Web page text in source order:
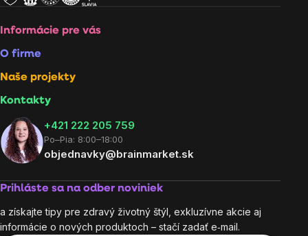
Informácie pre vás
O firme
Naše projekty
Kontakty
+421 222 205 759
Po–Pia: 8:00–18:00
objednavky@brainmarket.sk
Prihláste sa na odber noviniek
a získajte tipy pre zdravý životný štýl, exkluzívne akcie aj
informácie o nových produktoch – stačí zadať e‑mail.